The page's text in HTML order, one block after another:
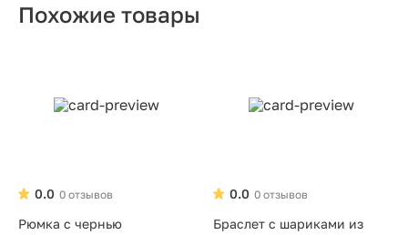
Похожие товары
0 отзывов
0.0
Рюмка с чернью
0 отзывов
0.0
Браслет с шариками из